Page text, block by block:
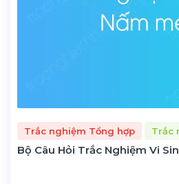
Trắc nghiệm Tổng hợp Trắc
Bộ Câu Hỏi Trắc Nghiệm Vi